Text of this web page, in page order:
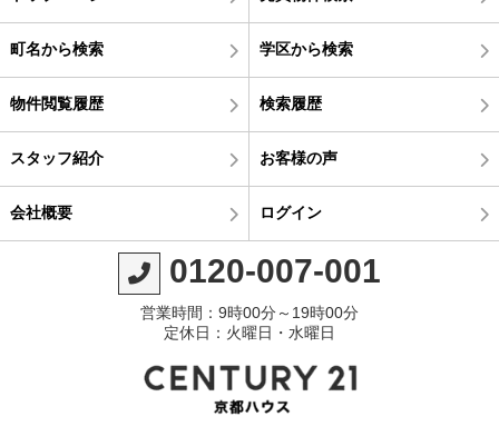
町名から検索 学区から検索
物件閲覧履歴 検索履歴
スタッフ紹介 お客様の声
会社概要 ログイン
0120-007-001
営業時間：9時00分～19時00分
定休日：火曜日・水曜日